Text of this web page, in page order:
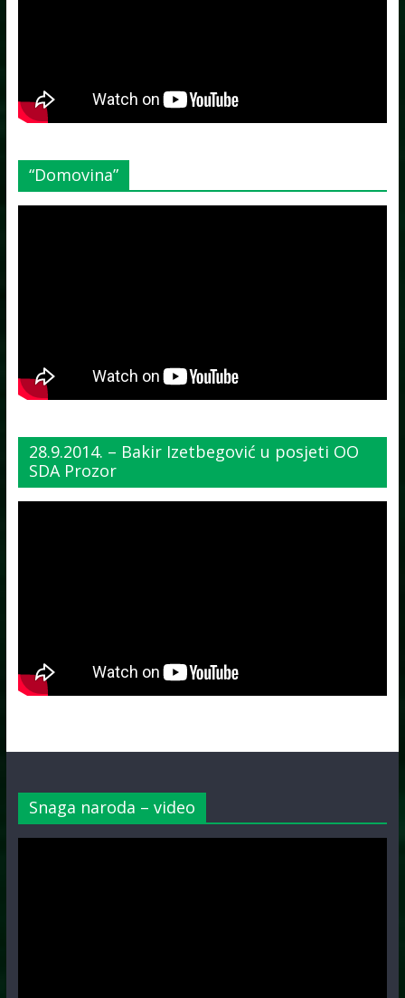
“Domovina”
28.9.2014. – Bakir Izetbegović u posjeti OO
SDA Prozor
Snaga naroda – video